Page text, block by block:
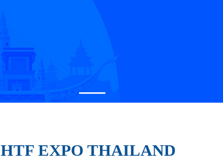
HTF EXPO THAILAND